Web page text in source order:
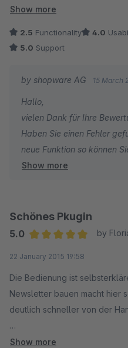
Newsletter zu bekommen.
Modul -LInk einsetzen-
Show more
2.5 Functionality 4.0
5.0 Support
by shopware AG 15 March
Hallo,
vielen Dank für Ihre
Haben Sie einen Fehler
neue Funktion so können
unseren Issue-Tracker
verfolgen und für eine
Viele Grüße aus
Show more
Schönes Pkugin
5.0
by
22 January 2015 19:58
Die Bedienung ist
Newsletter bauen macht hier
deutlich schneller von der
Gefällt mir sehr gut und sorgt
Show more